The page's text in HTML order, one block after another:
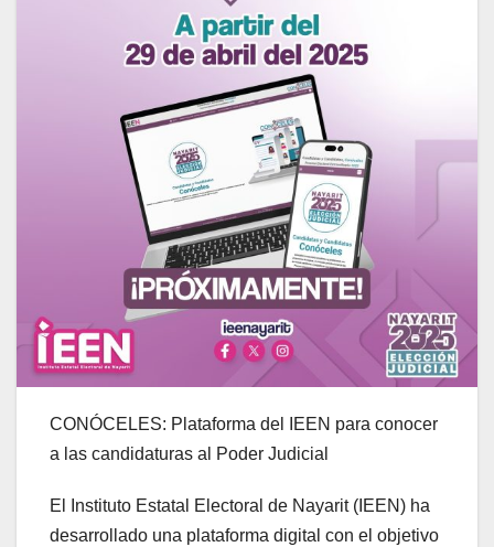
CONÓCELES: Plataforma del IEEN para conocer
a las candidaturas al Poder Judicial
El Instituto Estatal Electoral de Nayarit (IEEN) ha
desarrollado una plataforma digital con el objetivo